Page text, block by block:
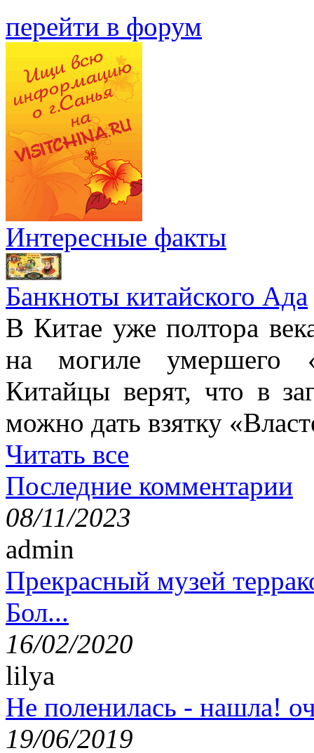
перейти в форум
Интересные факты
Банкноты китайского Ада
В Китае уже полтора
на могиле умершего
Китайцы верят, что в
можно дать взятку
Читать все
Последние комментарии
08/11/2023
admin
Прекрасный музей
Бол...
16/02/2020
lilya
Не поленилась - нашла!
19/06/2019